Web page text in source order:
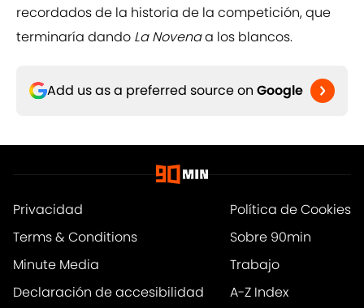
recordados de la historia de la competición, que
terminaría dando La Novenaa los blancos.
Add us as a preferred source on Google
Privacidad
Política de Cookies
Terms & Conditions
Sobre 90min
Minute Media
Trabajo
Declaración de accesibilidad
A-Z Index